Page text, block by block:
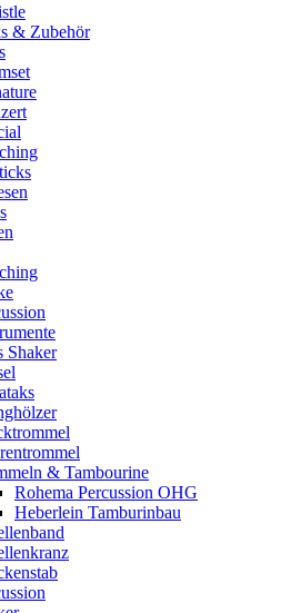
& Zubehör
Shaker
& Tambourine
Rohema Percussion OHG
Heberlein Tamburinbau